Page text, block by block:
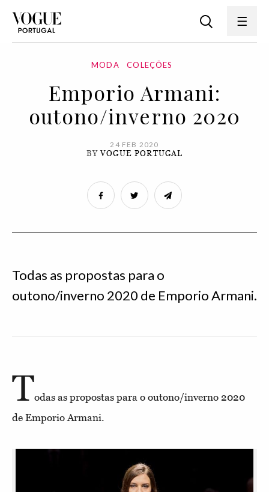
MODA COLEÇÕES
Emporio Armani:
outono/inverno 2020
24 FEB 2020
BYVOGUE PORTUGAL
Todas as propostas para o
outono/inverno 2020 de Emporio Armani.
Todas as propostas para o outono/inverno 2020
de Emporio Armani.